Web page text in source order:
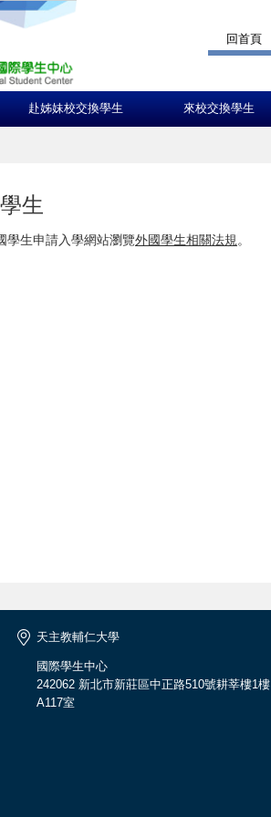
回首頁
赴姊妹校交換學生 來校交換學生
生
學生申請入學網站瀏覽外國學生相關法規 。
天主教輔仁大學
國際學生中心
242062 新北市新莊區中正路510號耕莘樓1樓
A117室